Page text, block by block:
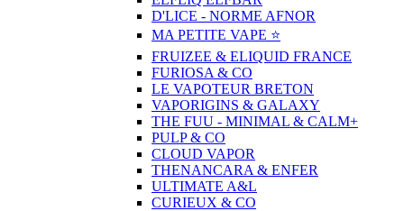
D'LICE - NORME AFNOR
MA PETITE VAPE ⭐️
FRUIZEE & ELIQUID FRANCE
FURIOSA & CO
LE VAPOTEUR BRETON
VAPORIGINS & GALAXY
THE FUU - MINIMAL & CALM+
PULP & CO
CLOUD VAPOR
THENANCARA & ENFER
ULTIMATE A&L
CURIEUX & CO